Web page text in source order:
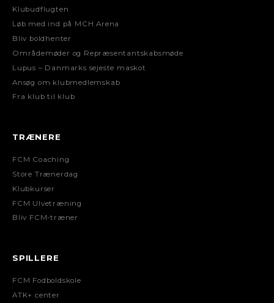
Klubudflugten
Løb med ind på MCH Arena
Bliv boldhenter
Områdemøder og Repræsentantskabsmøde
Lupus – Danmarks sejeste maskot
Ansøg om klubmedlemskab
Fra klub til klub
TRÆNERE
FCM Coaching
Store Trænerdag
Klubkurser
FCM Ulvetræning
Bliv FCM-træner
SPILLERE
FCM Fodboldskole
ATK+ center